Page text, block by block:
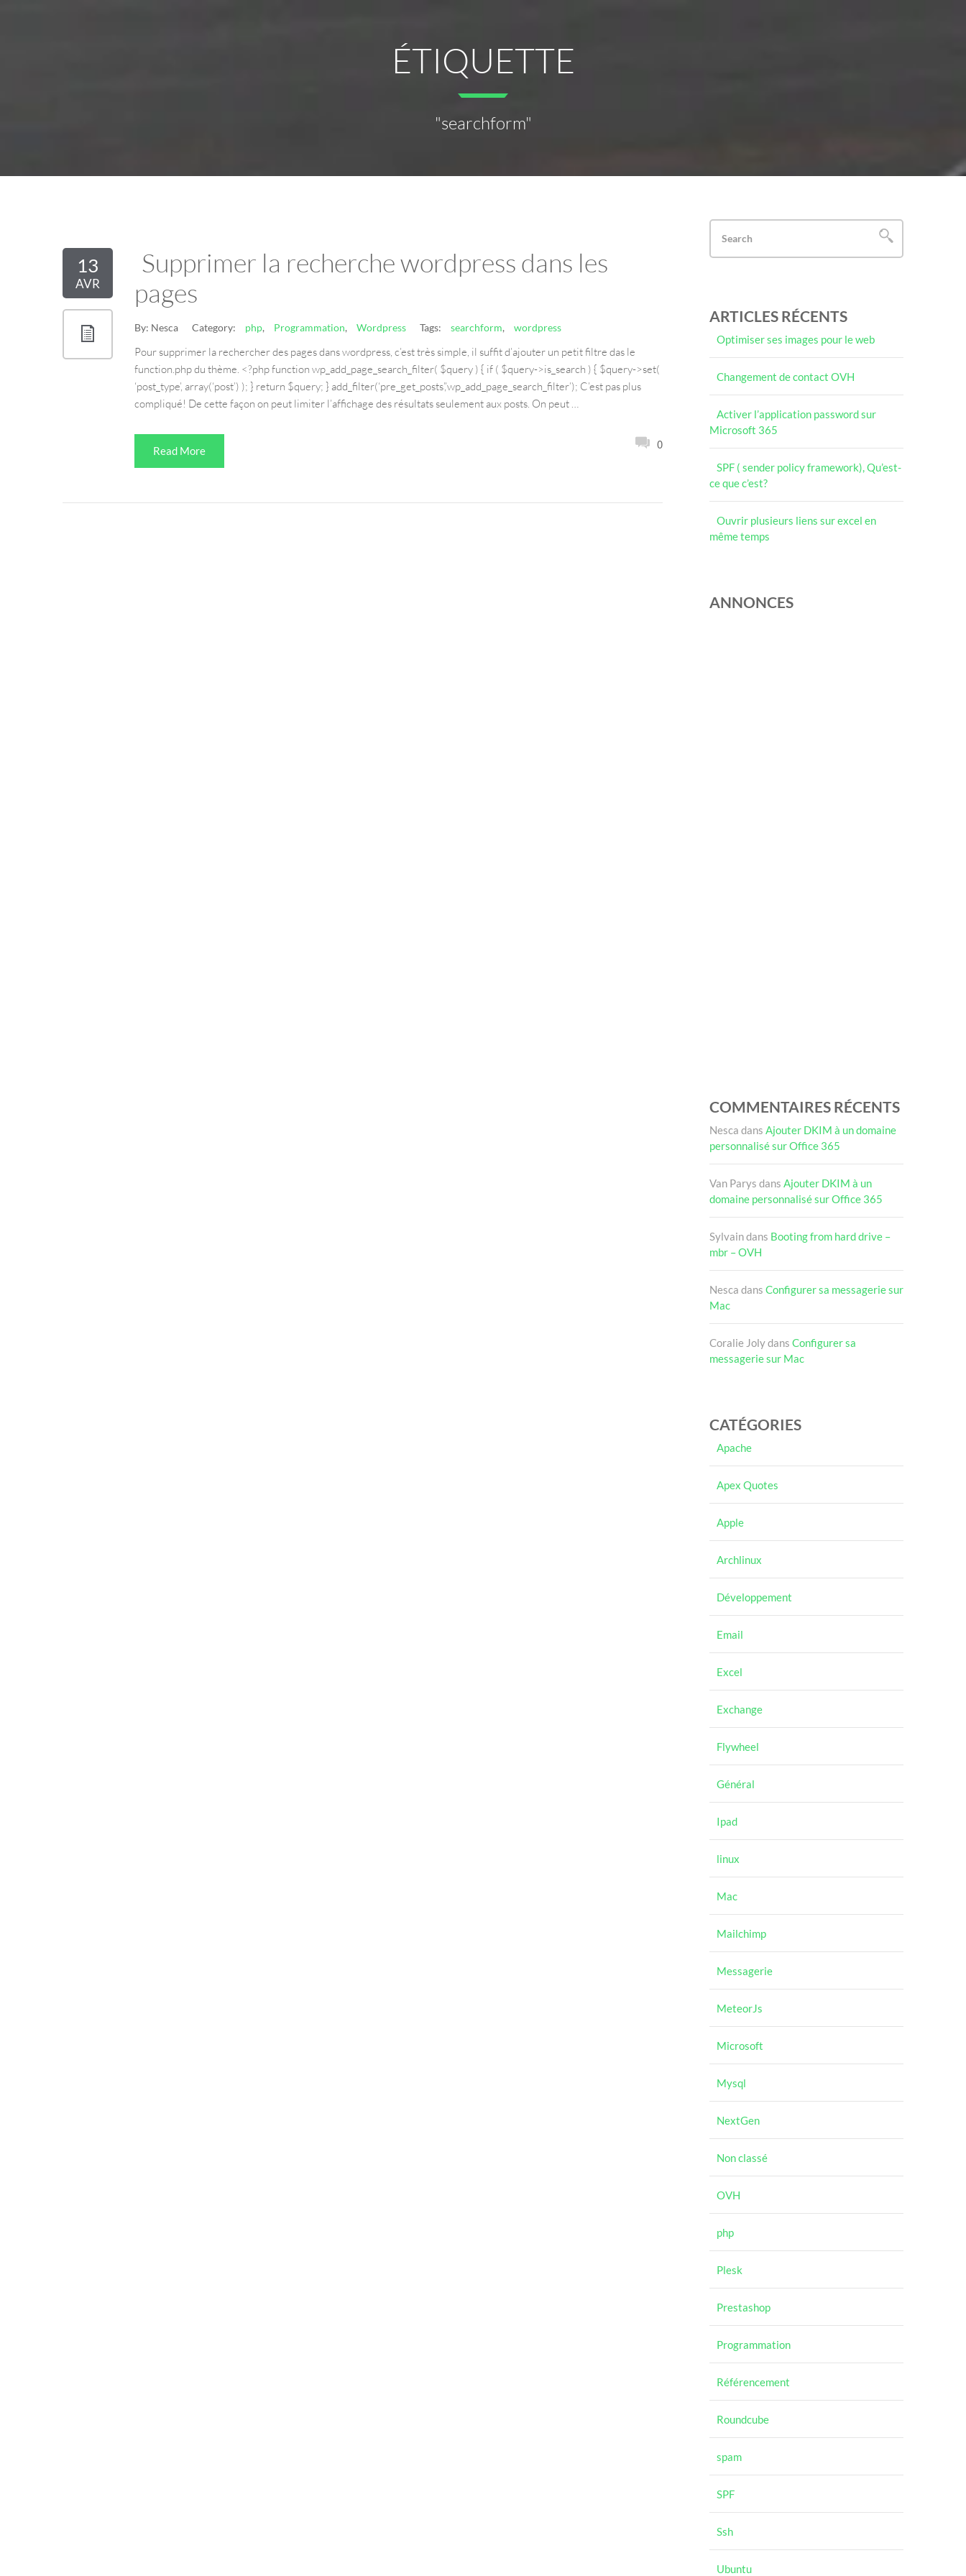
ÉTIQUETTE
"searchform"
13
AVR
Supprimer la recherche wordpress dans les
pages
By: Nesca Category: php, Programmation, Wordpress Tags: searchform, wordpress
Pour supprimer la rechercher des pages dans wordpress, c’est très simple, il suffit d’ajouter un petit filtre das le
function.php du thème. <?php function wp_add_page_search_filter( $query ) { if ( $query->is_search ) { $query->set(
‘post_type’, array(‘post’) ); } return $query; } add_filter(‘pre_get_posts’,’wp_add_page_search_filter’); C’est pas plus
compliqué! De cette façon on peut limiter l’affichage des résultats seulement aux posts. On peut …
Read More 0
ARTICLES RÉCENTS
Optimiser ses images pour le web
Changement de contact OVH
Activer l’application password sur
Microsoft 365
SPF ( sender policy framework), Qu’est-
ce que c’est?
Ouvrir plusieurs liens sur excel en
même temps
ANNONCES
COMMENTAIRES RÉCENTS
Nesca dans Ajouter DKIM à un domaine
personnalisé sur Office 365
Van Parys dans Ajouter DKIM à un
domaine personnalisé sur Office 365
Sylvaindans Booting from hard drive –
mbr – OVH
Nesca dans Configurer sa messagerie sur
Mac
Coralie Jolydans Configurer sa
messagerie sur Mac
CATÉGORIES
Apache
Apex Quotes
Apple
Archlinux
Développement
Email
Excel
Exchange
Flywheel
Général
Ipad
linux
Mac
Mailchimp
Messagerie
MeteorJs
Microsoft
Mysql
NextGen
Non classé
OVH
php
Plesk
Prestashop
Programmation
Référencement
Roundcube
spam
SPF
Ssh
Ubuntu